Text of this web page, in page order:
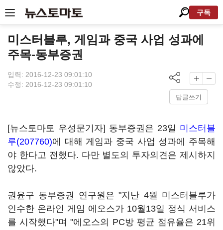
구독
미스터블루, 게임과 중국 사업 성과에
주목-동부증권
입력: 2016-12-23 09:01:10
수정: 2016-12-23 09:01:10
답글쓰기
[뉴스토마토 우성문기자] 동부증권은 23일 미스터블
루(207760)에 대해 게임과 중국 사업 성과에 주목해
야 한다고 전했다. 다만 별도의 투자의견은 제시하지
않았다.
권윤구 동부증권 연구원은 "지난 4월 미스터블루가
인수한 온라인 게임 에오스가 10월13일 정식 서비스
를 시작했다"며 "에오스의 PC방 평균 점유율은 21위